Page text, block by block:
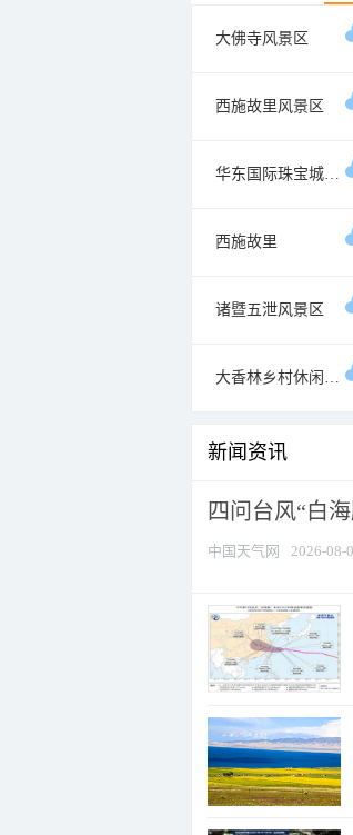
大佛寺风景区
西施故里风景区
华东国际珠宝城南大门
西施故里
诸暨五泄风景区
大香林乡村休闲旅游区
新闻资讯
四问台风“白
中国天气网 2026-08-